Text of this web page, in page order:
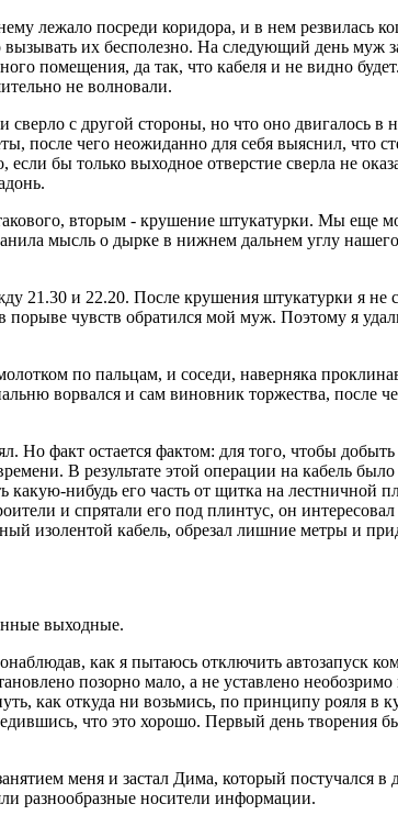
лежало посреди коридора, и в нем резвилась
их бесполезно. На следующий день муж
помещения, да так, что кабеля и не видно
не волновали.
с другой стороны, но что оно двигалось в
после чего неожиданно для себя выяснил, что
бы только выходное отверстие сверла не
вторым - крушение штукатурки. Мы еще
мысль о дырке в нижнем дальнем углу
21.30 и 22.20. После крушения штукатурки я не
чувств обратился мой муж. Поэтому я
по пальцам, и соседи, наверняка
ворвался и сам виновник торжества, после
Но факт остается фактом: для того, чтобы
В результате этой операции на кабель
какую-нибудь его часть от щитка на
и спрятали его под плинтус, он
изолентой кабель, обрезал лишние метры и
выходные.
как я пытаюсь отключить автозапуск
позорно мало, а не уставлено
как откуда ни возьмись, по принципу рояля в
что это хорошо. Первый день творения
меня и застал Дима, который постучался в
разнообразные носители информации.